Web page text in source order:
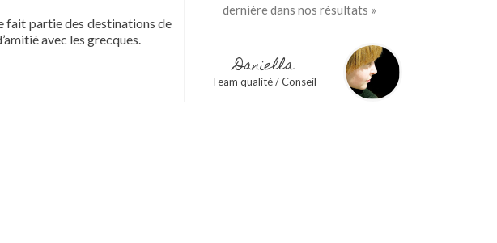
fait partie des destinations de
avec les grecques.
dernière dans nos résultats »
Daniella
Team qualité / Conseil